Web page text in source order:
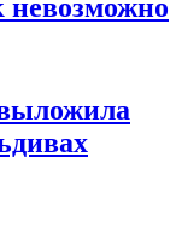
невозможно